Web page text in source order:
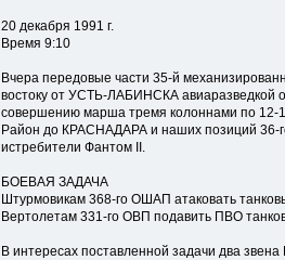
20 декабря 1991 г.
Время 9:10
Вчера передовые части 35-й
востоку от УСТЬ-ЛАБИНСКА авиаразведкой
совершению марша тремя колоннами по 12-
Район до КРАСНАДАРА и наших позиций 36-
истребители Фантом II.
БОЕВАЯ ЗАДАЧА
Штурмовикам 368-го ОШАП атаковать
Вертолетам 331-го ОВП подавить ПВО
В интересах поставленной задачи два